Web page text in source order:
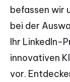
befassen wir
bei der
Ihr LinkedIn-
innovativen
vor.